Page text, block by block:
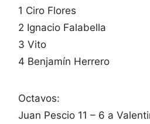
1 Ciro Flores
2 Ignacio Falabella
3 Vito
4 Benjamín Herrero
Octavos:
Juan Pescio 11 – 6 a